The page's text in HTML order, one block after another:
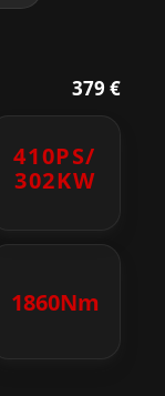
379 €
410PS/
302KW
1860Nm